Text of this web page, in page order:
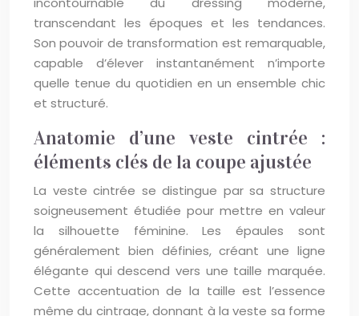
transcendant les époques et les tendances.
Son pouvoir de transformation est remarquable,
capable d’élever instantanément n’importe
quelle tenue du quotidien en un ensemble chic
et structuré.
Anatomie d’une veste cintrée :
éléments clés de la coupe ajustée
La veste cintrée se distingue par sa structure
soigneusement étudiée pour mettre en valeur
la silhouette féminine. Les épaules sont
généralement bien définies, créant une ligne
élégante qui descend vers une taille marquée.
Cette accentuation de la taille est l’essence
même du cintrage, donnant à la veste sa forme